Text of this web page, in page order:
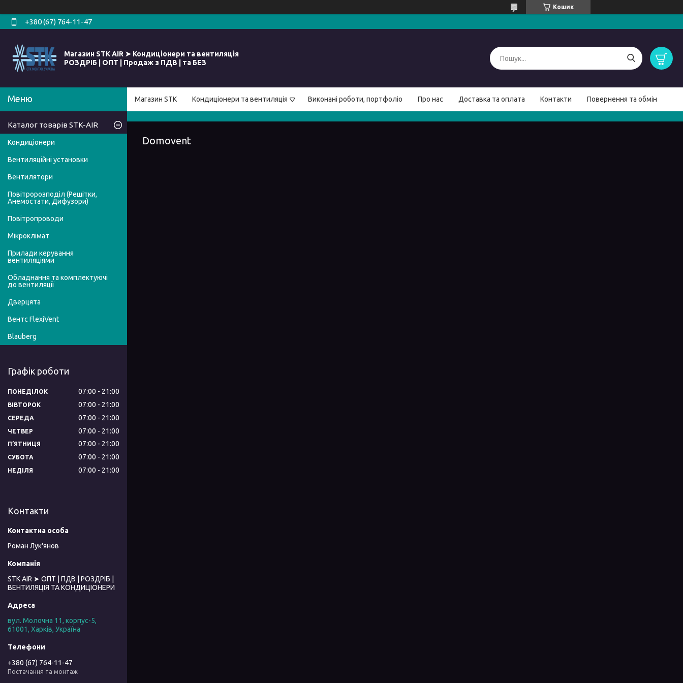
Кошик
+380 (67) 764-11-47
Магазин STK AIR ➤ Кондиціонери та вентиляція
РОЗДРІБ | ОПТ | Продаж з ПДВ | та БЕЗ
Магазин STK Кондиціонери та вентиляція Виконані роботи, портфоліо Про нас Доставка та оплата Контакти Повернення та обмін
Domovent
Каталог товарів STK-AIR
Кондиціонери
Вентиляційні установки
Вентилятори
Повітророзподіл (Решітки,
Анемостати, Дифузори)
Повітропроводи
Мікроклімат
Прилади керування
вентиляціями
Обладнання та комплектуючі
до вентиляції
Дверцята
Вентс FlexiVent
Blauberg
Графік роботи
ПОНЕДІЛОК 07:00 21:00
ВІВТОРОК 07:00 21:00
СЕРЕДА 07:00 21:00
ЧЕТВЕР 07:00 21:00
ПʼЯТНИЦЯ 07:00 21:00
СУБОТА 07:00 21:00
НЕДІЛЯ 07:00 21:00
Контакти
Роман Лук'янов
STK AIR ➤ ОПТ | ПДВ | РОЗДРІБ |
ВЕНТИЛЯЦІЯ ТА КОНДИЦІОНЕРИ
вул. Молочна 11, корпус-5,
61001, Харків, Україна
+380 (67) 764-11-47
Постачання та монтаж